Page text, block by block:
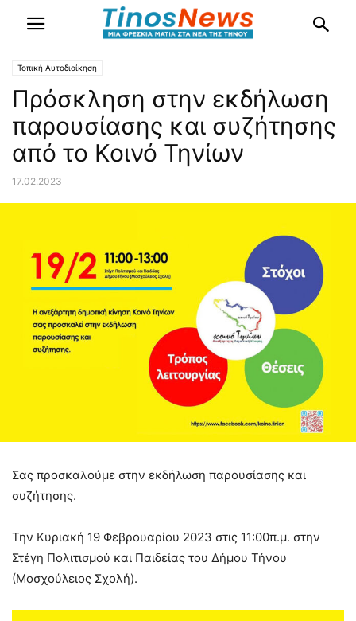
Τοπική Αυτοδιοίκηση
Πρόσκληση στην εκδήλωση
παρουσίασης και συζήτησης
από το Κοινό Τηνίων
17.02.2023
Σας προσκαλούμε στην εκδήλωση παρουσίασης και
συζήτησης.
Την Κυριακή 19 Φεβρουαρίου 2023 στις 11:00π.μ. στην
Στέγη Πολιτισμού και Παιδείας του Δήμου Τήνου
(Μοσχούλειος Σχολή).